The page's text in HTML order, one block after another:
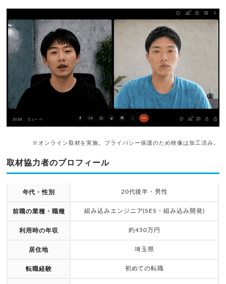
※オンライン取材を実施。プライバシー保護のため映像は加工済み。
取材協力者のプロフィール
年代・性別 20代後半・男性
前職の業種・職種 組み込みエンジニア(SES・組み込み開発)
利用時の年収 約450万円
居住地 埼玉県
転職経験 初めての転職